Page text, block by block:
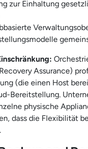
zur Einhaltung
Assurance)
(die einen Host
Bereitstellung.
physische
dass die Flexibilität